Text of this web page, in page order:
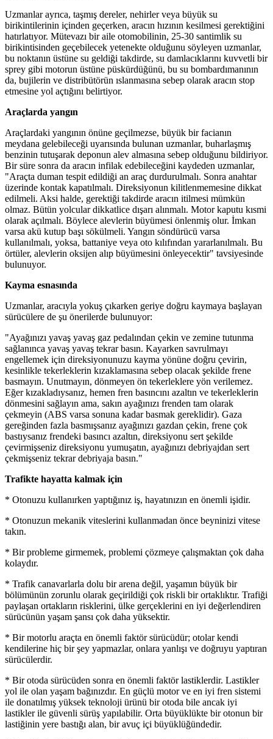
Uzmanlar ayrıca, taşmış dereler, nehirler veya büyük su
birikintilerinin içinden geçerken, aracın hızının kesilmesi gerektiğini
hatırlatıyor. Mütevazı bir aile otomobilinin, 25-30 santimlik su
birikintisinden geçebilecek yetenekte olduğunu söyleyen uzmanlar,
bu noktanın üstüne su geldiği takdirde, su damlacıklarını kuvvetli bir
sprey gibi motorun üstüne püskürdüğünü, bu su bombardımanının
da, bujilerin ve distribütörün ıslanmasına sebep olarak aracın stop
etmesine yol açtığını belirtiyor.
Araçlarda yangın
Araçlardaki yangının önüne geçilmezse, büyük bir facianın
meydana gelebileceği uyarısında bulunan uzmanlar, buharlaşmış
benzinin tutuşarak deponun alev almasına sebep olduğunu bildiriyor.
Bir süre sonra da aracın infilak edebileceğini kaydeden uzmanlar,
"Araçta duman tespit edildiği an araç durdurulmalı. Sonra anahtar
üzerinde kontak kapatılmalı. Direksiyonun kilitlenmemesine dikkat
edilmeli. Aksi halde, gerektiği takdirde aracın itilmesi mümkün
olmaz. Bütün yolcular dikkatlice dışarı alınmalı. Motor kaputu kısmi
olarak açılmalı. Böylece alevlerin büyümesi önlenmiş olur. İmkan
varsa akü kutup başı sökülmeli. Yangın söndürücü varsa
kullanılmalı, yoksa, battaniye veya oto kılıfından yararlanılmalı. Bu
örtüler, alevlerin oksijen alıp büyümesini önleyecektir" tavsiyesinde
bulunuyor.
Kayma esnasında
Uzmanlar, aracıyla yokuş çıkarken geriye doğru kaymaya başlayan
sürücülere de şu önerilerde bulunuyor:
"Ayağınızı yavaş yavaş gaz pedalından çekin ve zemine tutunma
sağlanınca yavaş yavaş tekrar basın. Kayarken savrulmayı
engellemek için direksiyonunuzu kayma yönüne doğru çevirin,
kesinlikle tekerleklerin kızaklamasına sebep olacak şekilde frene
basmayın. Unutmayın, dönmeyen ön tekerleklere yön verilemez.
Eğer kızakladıysanız, hemen fren basıncını azaltın ve tekerleklerin
dönmesini sağlayın ama, sakın ayağınızı frenden tam olarak
çekmeyin (ABS varsa sonuna kadar basmak gereklidir). Gaza
gereğinden fazla basmışsanız ayağınızı gazdan çekin, frene çok
bastıysanız frendeki basıncı azaltın, direksiyonu sert şekilde
çevirmişseniz direksiyonu yumuşatın, ayağınızı debriyajdan sert
çekmişseniz tekrar debriyaja basın."
Trafikte hayatta kalmak için
* Otonuzu kullanırken yaptığınız iş, hayatınızın en önemli işidir.
* Otonuzun mekanik viteslerini kullanmadan önce beyninizi vitese
takın.
* Bir probleme girmemek, problemi çözmeye çalışmaktan çok daha
kolaydır.
* Trafik canavarlarla dolu bir arena değil, yaşamın büyük bir
bölümünün zorunlu olarak geçirildiği çok riskli bir ortaklıktır. Trafiği
paylaşan ortakların risklerini, ülke gerçeklerini en iyi değerlendiren
sürücünün yaşam şansı çok daha yüksektir.
* Bir motorlu araçta en önemli faktör sürücüdür; otolar kendi
kendilerine hiç bir şey yapmazlar, onlara yanlışı ve doğruyu yaptıran
sürücülerdir.
* Bir otoda sürücüden sonra en önemli faktör lastiklerdir. Lastikler
yol ile olan yaşam bağınızdır. En güçlü motor ve en iyi fren sistemi
ile donatılmış yüksek teknoloji ürünü bir otoda bile ancak iyi
lastikler ile güvenli sürüş yapılabilir. Orta büyüklükte bir otonun bir
lastiğinin yere bastığı alan, bir avuç içi büyüklüğündedir.